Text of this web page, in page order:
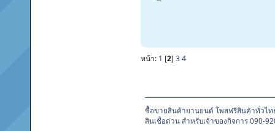
หน้า: 1 [2] 34
ซื้อขายสินค้ายานยนต์ โพสฟรีสินค้าทั่วไท
สินเชื่อด่วน สำหรับเจ้าของกิจการ 090-